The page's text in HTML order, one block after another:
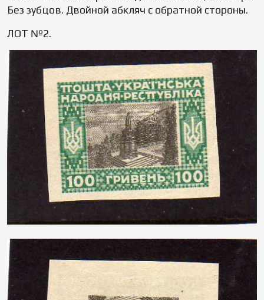
Без зубцов. Двойной абкляч с обратной стороны.
ЛОТ №2.